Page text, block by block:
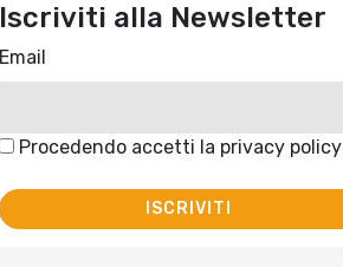
Iscriviti alla Newsletter
Email
Procedendo accetti la privacy policy